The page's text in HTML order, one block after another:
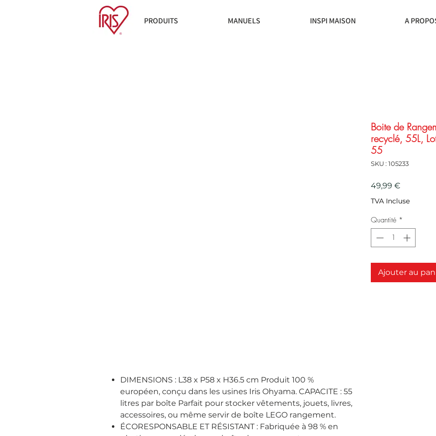
PRODUITS MANUELS INSPI MAISON A
DIMENSIONS : L38 x P58 x H36.5 cm Produit 100 %
européen, conçu dans les usines Iris Ohyama. CAPACITE : 55
litres par boîte Parfait pour stocker vêtements, jouets, livres,
accessoires, ou même servir de boîte LEGO rangement.
ÉCORESPONSABLE ET RÉSISTANT : Fabriquée à 98 % en
Boite de
recyclé, 55L,
55
SKU : 105233
49,99 €
TVA Incluse
Quantité *
Ajouter au